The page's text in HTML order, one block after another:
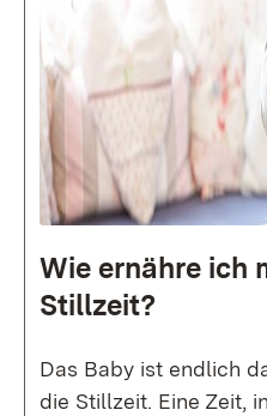
Wie ernähre ich
Stillzeit?
Das Baby ist endlich
die Stillzeit. Eine Zeit,